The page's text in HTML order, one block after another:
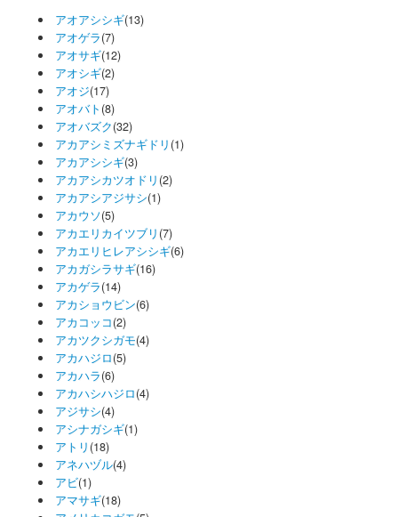
アオアシシギ(13)
アオゲラ(7)
アオサギ(12)
アオシギ(2)
アオジ(17)
アオバト (8)
アオバズク(32)
アカアシミズナギドリ (1)
アカアシシギ(3)
アカアシカツオドリ (2)
アカアシアジサシ(1)
アカウソ(5)
アカエリカイツブリ (7)
アカエリヒレアシシギ(6)
アカガシラサギ(16)
アカゲラ(14)
アカショウビン(6)
アカコッコ(2)
アカツクシガモ(4)
アカハジロ(5)
アカハラ(6)
アカハシハジロ(4)
アジサシ(4)
アシナガシギ(1)
アトリ (18)
アネハヅル(4)
アビ(1)
アマサギ(18)